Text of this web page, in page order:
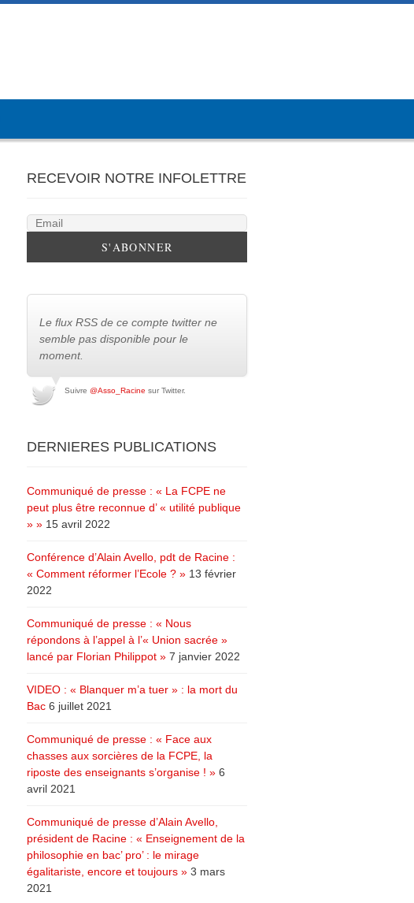
RECEVOIR NOTRE INFOLETTRE
Le flux RSS de ce compte twitter ne
semble pas disponible pour le
moment.
Suivre @Asso_Racine sur Twitter.
DERNIERES PUBLICATIONS
Communiqué de presse : « La FCPE ne
peut plus être reconnue d’ « utilité publique
» » 15 avril 2022
Conférence d’Alain Avello, pdt de Racine :
« Comment réformer l’Ecole ? » 13 février
2022
Communiqué de presse : « Nous
répondons à l’appel à l’« Union sacrée »
lancé par Florian Philippot » 7 janvier 2022
VIDEO : « Blanquer m’a tuer » : la mort du
Bac 6 juillet 2021
Communiqué de presse : « Face aux
chasses aux sorcières de la FCPE, la
riposte des enseignants s’organise ! » 6
avril 2021
Communiqué de presse d’Alain Avello,
président de Racine : « Enseignement de la
philosophie en bac’ pro’ : le mirage
égalitariste, encore et toujours » 3 mars
2021